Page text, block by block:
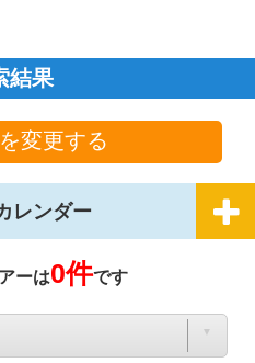
結果
変更する
レンダー
ーは0件です